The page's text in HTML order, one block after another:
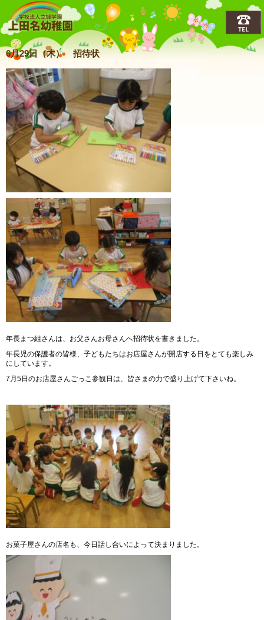
上田名(うえだな)幼稚園
6月29日（木） 招待状
年長まつ組さんは、お父さんお母さんへ招待状を書きました。
年長児の保護者の皆様、子どもたちはお店屋さんが開店する日をとても楽しみ
にしています。
7月5日のお店屋さんごっこ参観日は、皆さまの力で盛り上げて下さいね。
お菓子屋さんの店名も、今日話し合いによって決まりました。